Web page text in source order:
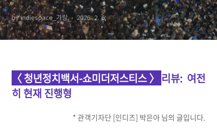
by indiespace_가람 2026. 2. 6.
〈청년정치백서-쇼미더저스티스〉 리뷰: 여전
히 현재 진행형
* 관객기자단 [인디즈] 박은아 님의 글입니다.